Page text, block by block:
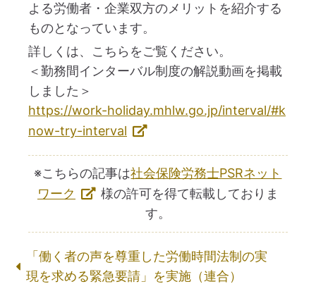
よる労働者・企業双方のメリットを紹介する
ものとなっています。
詳しくは、こちらをご覧ください。
＜勤務間インターバル制度の解説動画を掲載
しました＞
https://work-holiday.mhlw.go.jp/interval/#k
now-try-interval
※こちらの記事は社会保険労務士PSRネット
ワーク
様の許可を得て転載しておりま
す。
「働く者の声を尊重した労働時間法制の実
現を求める緊急要請」を実施（連合）